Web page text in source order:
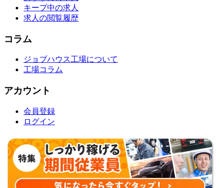
キープ中の求人
求人の閲覧履歴
コラム
ジョブハウス工場について
工場コラム
アカウント
会員登録
ログイン